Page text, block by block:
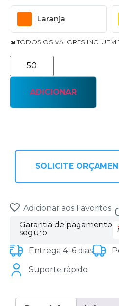
Laranja
🢆 TODOS OS VALORES INCLUEM
ADICIONAR
SOLICITE
Adicionar aos Favoritos
Garantia de pagamento
seguro
Entrega 4–6 dias
Suporte rápido